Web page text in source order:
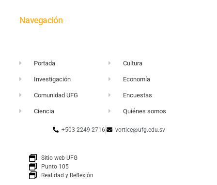
Navegación
Portada
Investigación
Comunidad UFG
Ciencia
Cultura
Economía
Encuestas
Quiénes somos
+503 2249-2716 vortice@ufg.edu.sv
Sitio web UFG
Punto 105
Realidad y Reflexión